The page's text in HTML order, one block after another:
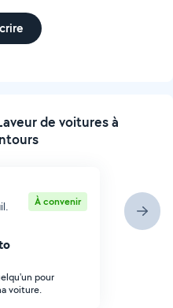
de voitures à
À convenir
pour
voiture.